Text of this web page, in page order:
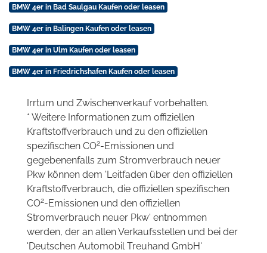
BMW 4er in Bad Saulgau Kaufen oder leasen
BMW 4er in Balingen Kaufen oder leasen
BMW 4er in Ulm Kaufen oder leasen
BMW 4er in Friedrichshafen Kaufen oder leasen
Irrtum und Zwischenverkauf vorbehalten.
* Weitere Informationen zum offiziellen
Kraftstoffverbrauch und zu den offiziellen
spezifischen CO2-Emissionen und
gegebenenfalls zum Stromverbrauch neuer
Pkw können dem 'Leitfaden über den offiziellen
Kraftstoffverbrauch, die offiziellen spezifischen
CO2-Emissionen und den offiziellen
Stromverbrauch neuer Pkw' entnommen
werden, der an allen Verkaufsstellen und bei der
'Deutschen Automobil Treuhand GmbH'